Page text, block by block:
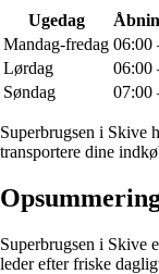
Ugedag
Mandag-fredag 06:00
Lørdag
06:00
Søndag
07:00
Superbrugsen i Skive
transportere dine
Superbrugsen i Skive
leder efter friske